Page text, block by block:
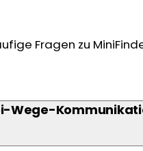
Fragen zu
Wege-